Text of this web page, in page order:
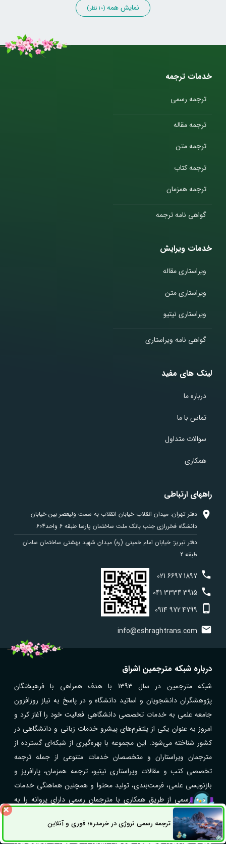
نمایش همه (10 نظر)
خدمات ترجمه
ترجمه رسمی
ترجمه مقاله
ترجمه متن
ترجمه کتاب
ترجمه همزمان
گواهی نامه ترجمه
خدمات ویرایش
ویراستاری مقاله
ویراستاری متن
ویراستاری نیتیو
گواهی نامه ویراستاری
لینک های مفید
درباره ما
تماس با ما
سوالات متداول
همکاری
راههای ارتباطی
دفتر تهران: میدان انقلاب خیابان انقلاب به سمت ولیعصر بین خیابان
دانشگاه فخررازی جنب بانک ملت ساختمان پارسا طبقه 6 واحد604
دفتر تبریز: خیابان امام خمینی (ره) میدان شهید بهشتی ساختمان سامان
طبقه 2
021 66971897
041 33343915
0914 9724799
info@eshraghtrans.com
درباره شبکه مترجمین اشراق
شبکه مترجمین در سال 1393 با هدف همراهی با فرهیختگان
پژوهشگران دانشجویان و اساتید دانشگاه و در پاسخ به نیاز روزافزون
جامعه علمی به خدمات تخصصی دانشگاهی فعالیت خود را آغاز کرد و
امروز به عنوان یکی از پلتفرم‌های پیشرو خدمات زبانی و دانشگاهی در
کشور شناخته می‌شود. این مجموعه با بهره‌گیری از شبکه‌ای گسترده از
مترجمان ویراستاران و متخصصان خدمات متنوعی از جمله ترجمه
تخصصی کتب و مقالات ویراستاری نیتیو، ترجمه همزمان، پارافریز و
بازنویسی علمی، فرمت‌بندی، تولید محتوا و همچنین هماهنگی خدمات
ترجمه رسمی از طریق همکاری با مترجمان رسمی دارای پروانه را به
صورت آنلاین ارائه می‌کند. همکاری گسترده با مراکز علمی دانشگاه‌ها
دنیا و حوزه‌های تخصصی گوناگون اشراق را به یکی از مجموعه‌های
ترجمه رسمی نروژی در خرمدره؛ فوری و آنلاینثبت سفارش راه های ارتباطی